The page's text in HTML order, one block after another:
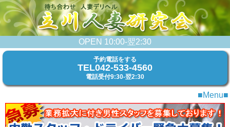
OPEN 10:00-翌2:30
予約電話をする
TEL042-533-4560
電話受付9:30-翌2:30
■Menu■